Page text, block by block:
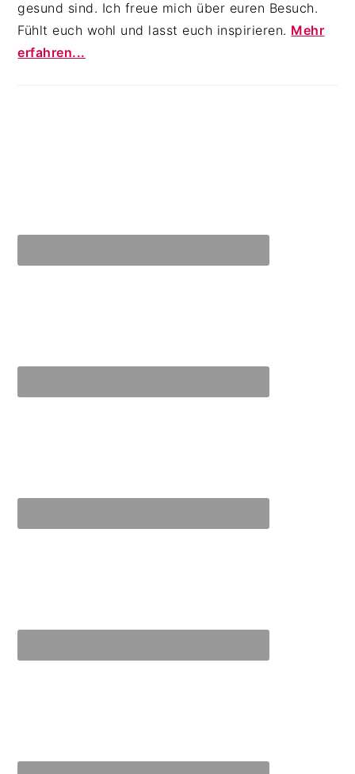
gesund sind. Ich freue mich über euren Besuch.
Fühlt euch wohl und lasst euch inspirieren. Mehr
erfahren...